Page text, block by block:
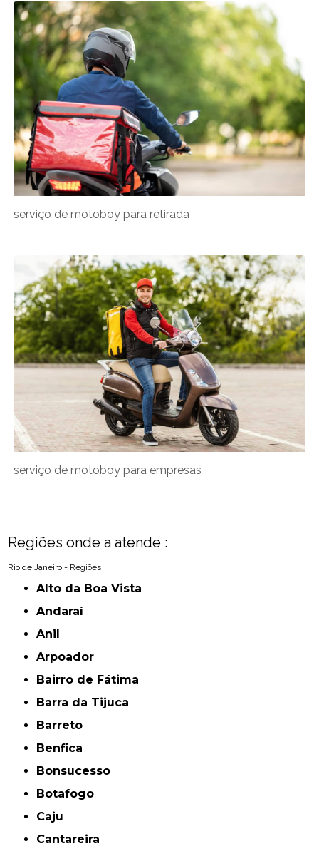
serviço de motoboy para retirada
serviço de motoboy para empresas
Regiões onde a atende :
Rio de Janeiro - Regiões
Alto da Boa Vista
Andaraí
Anil
Arpoador
Bairro de Fátima
Barra da Tijuca
Barreto
Benfica
Bonsucesso
Botafogo
Caju
Cantareira